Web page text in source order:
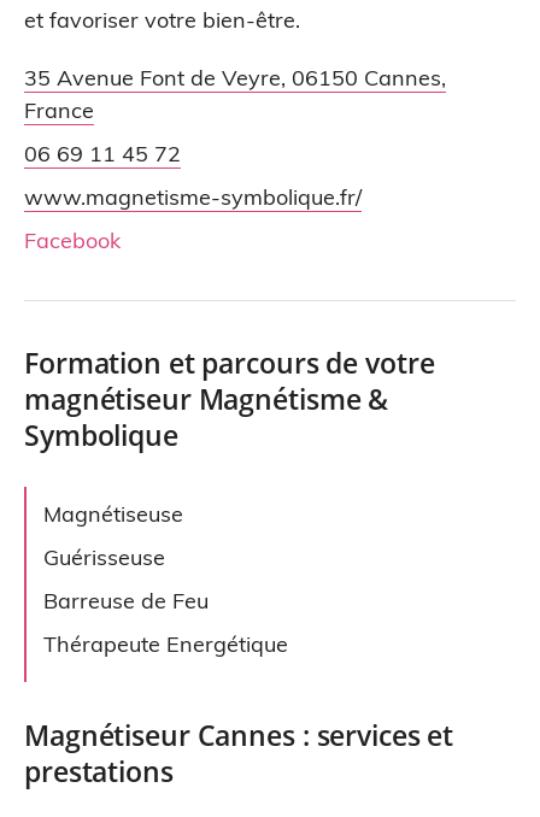
et favoriser votre bien-être.
35 Avenue Font de Veyre, 06150 Cannes,
France
06 69 11 45 72
www.magnetisme-symbolique.fr/
Facebook
Formation et parcours de votre
magnétiseur Magnétisme &
Symbolique
Magnétiseuse
Guérisseuse
Barreuse de Feu
Thérapeute Energétique
Magnétiseur Cannes : services et
prestations